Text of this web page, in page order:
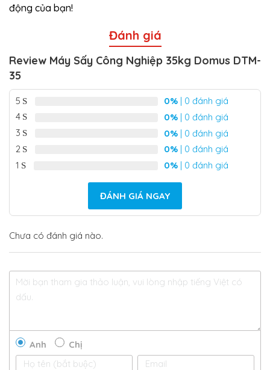
động của bạn!
Đánh giá
Review Máy Sấy Công Nghiệp 35kg Domus DTM-
35
5 0% | 0 đánh giá
4
0% | 0 đánh giá
3
0% | 0 đánh giá
2
0% | 0 đánh giá
1
0% | 0 đánh giá
ĐÁNH GIÁ NGAY
Chưa có đánh giá nào.
Anh Chị